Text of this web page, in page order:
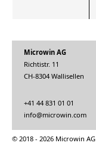
Microwin AG
Richtistr. 11
CH-8304 Wallisellen
+41 44 831 01 01
info@microwin.com
© 2018 - 2026 Microwin AG